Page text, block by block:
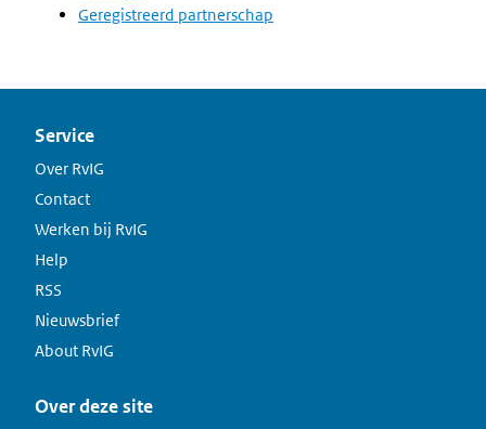
Geregistreerd partnerschap
Service
Over RvIG
Contact
Werken bij RvIG
Help
RSS
Nieuwsbrief
About RvIG
Over deze site